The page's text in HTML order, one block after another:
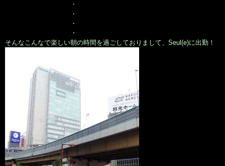
・
・
・
・
そんなこんなで楽しい朝の時間を過ごしておりまして、Seul(e)に出勤！